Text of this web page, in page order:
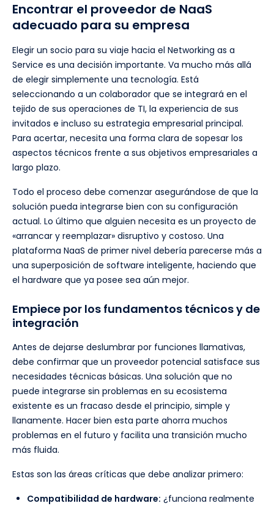
Encontrar el proveedor de NaaS
adecuado para su empresa
Elegir un socio para su viaje hacia el Networking as a
Service es una decisión importante. Va mucho más allá
de elegir simplemente una tecnología. Está
seleccionando a un colaborador que se integrará en el
tejido de sus operaciones de TI, la experiencia de sus
invitados e incluso su estrategia empresarial principal.
Para acertar, necesita una forma clara de sopesar los
aspectos técnicos frente a sus objetivos empresariales a
largo plazo.
Todo el proceso debe comenzar asegurándose de que la
solución pueda integrarse bien con su configuración
actual. Lo último que alguien necesita es un proyecto de
«arrancar y reemplazar» disruptivo y costoso. Una
plataforma NaaS de primer nivel debería parecerse más a
una superposición de software inteligente, haciendo que
el hardware que ya posee sea aún mejor.
Empiece por los fundamentos técnicos y de
integración
Antes de dejarse deslumbrar por funciones llamativas,
debe confirmar que un proveedor potencial satisface sus
necesidades técnicas básicas. Una solución que no
puede integrarse sin problemas en su ecosistema
existente es un fracaso desde el principio, simple y
llanamente. Hacer bien esta parte ahorra muchos
problemas en el futuro y facilita una transición mucho
más fluida.
Estas son las áreas críticas que debe analizar primero:
Compatibilidad de hardware: ¿funciona realmente